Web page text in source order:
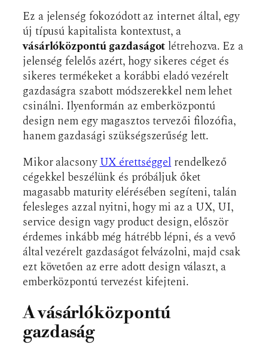
Ez a jelenség fokozódott az internet által, egy
új típusú kapitalista kontextust, a
vásárlóközpontú gazdaságot létrehozva. Ez a
jelenség felelős azért, hogy sikeres céget és
sikeres termékeket a korábbi eladó vezérelt
gazdaságra szabott módszerekkel nem lehet
csinálni. Ilyenformán az emberközpontú
design nem egy magasztos tervezői filozófia,
hanem gazdasági szükségszerűség lett.
Mikor alacsonyUX érettséggelrendelkező
cégekkel beszélünk és próbáljuk őket
magasabb maturity elérésében segíteni, talán
felesleges azzal nyitni, hogy mi az a UX, UI,
service design vagy product design, először
érdemes inkább még hátrébb lépni, és a vevő
által vezérelt gazdaságot felvázolni, majd csak
ezt követően az erre adott design választ, a
emberközpontú tervezést kifejteni.
A vásárlóközpontú
gazdaság